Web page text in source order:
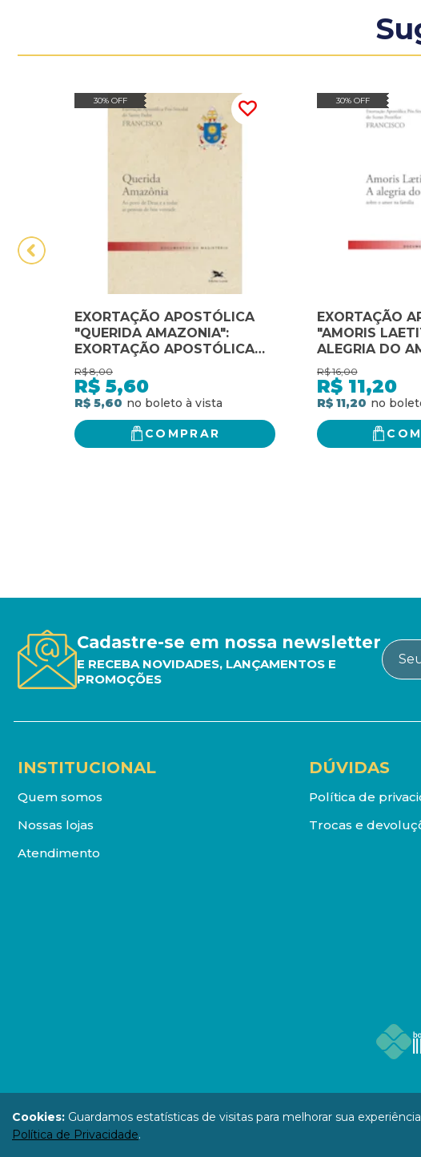
30% OFF
EXORTAÇÃO APOSTÓLICA
"QUERIDA AMAZONIA":
EXORTAÇÃO APOSTÓLICA
PÓS-SINODAL DO SANTO
PADRE FRANCISCO SOBRE A
AMAZÔNIA
R$ 8,00
R$ 5,60
R$ 5,60
COMPRAR
30% OFF
EXORTAÇÃO
"AMORIS
ALEGRIA DO
EXORTAÇÃO
PÓS-SINODAL
PADRE
AMOR NA
R$ 16,00
R$ 11,20
R$ 11,20
Cadastre-se em nossa newsletter
E RECEBA NOVIDADES, LANÇAMENTOS E
PROMOÇÕES
INSTITUCIONAL
Quem somos
Nossas lojas
Atendimento
DÚVIDAS
Política de
Trocas e
67.946.814/0001-94
Cookies: Guardamos estatísticas de visitas para melhorar sua
Política de Privacidade.